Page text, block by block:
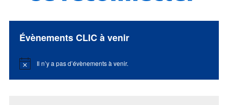
Évènements CLIC à venir
Notice Il n’y a pas d’évènements à venir.